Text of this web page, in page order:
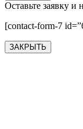
Оставьте заявку
[contact-form-7
ЗАКРЫТЬ